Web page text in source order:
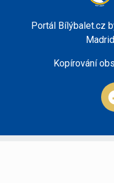
Portál Bílýbalet.cz
Kopírování